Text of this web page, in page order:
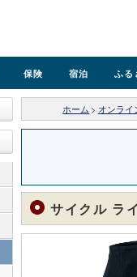
保険 宿泊 ふる
ホーム > オンライ
サイクル ラ